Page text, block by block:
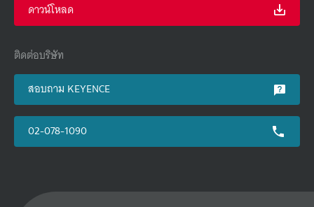
ดาวน์โหลด
ติดต่อบริษัท
สอบถาม KEYENCE
02-078-1090